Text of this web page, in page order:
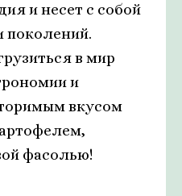
и несет с собой
поколений.
в мир
и
вкусом
фасолью!